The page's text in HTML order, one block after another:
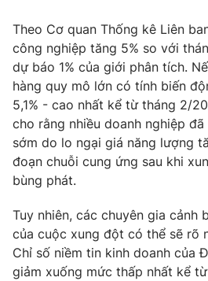
Chất lượng cuộc sống
Học trực tuyến
Công nghệ
Hitech Công nghệ tương lai
Sản phẩm
Thị trường
Tư vấn
Giao lưu trực tuyến
Lịch phát sóng
Chuyên mục khác
Emagazine
Photo
Theo Cơ quan Thống kê Liên
công nghiệp tăng 5% so với
dự báo 1% của giới phân tích.
hàng quy mô lớn có tính biến
5,1% - cao nhất kể từ tháng 2/
cho rằng nhiều doanh nghiệp
sớm do lo ngại giá năng lượng
đoạn chuỗi cung ứng sau khi
bùng phát.
Tuy nhiên, các chuyên gia cảnh
của cuộc xung đột có thể sẽ rõ
Chỉ số niềm tin kinh doanh của
giảm xuống mức thấp nhất kể